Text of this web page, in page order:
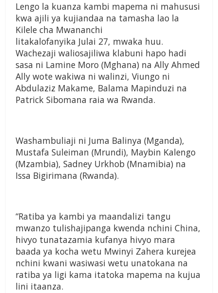
Lengo la kuanza kambi mapema ni mahususi
kwa ajili ya kujiandaa na tamasha lao la
Kilele cha Mwananchi
litakalofanyika Julai 27, mwaka huu.
Wachezaji waliosajiliwa klabuni hapo hadi
sasa ni Lamine Moro (Mghana) na Ally Ahmed
Ally wote wakiwa ni walinzi, Viungo ni
Abdulaziz Makame, Balama Mapinduzi na
Patrick Sibomana raia wa Rwanda.
Washambuliaji ni Juma Balinya (Mganda),
Mustafa Suleiman (Mrundi), Maybin Kalengo
(Mzambia), Sadney Urkhob (Mnamibia) na
Issa Bigirimana (Rwanda).
“Ratiba ya kambi ya maandalizi tangu
mwanzo tulishajipanga kwenda nchini China,
hivyo tunatazamia kufanya hivyo mara
baada ya kocha wetu Mwinyi Zahera kurejea
nchini kwani wasiwasi wetu unatokana na
ratiba ya ligi kama itatoka mapema na kujua
lini itaanza.